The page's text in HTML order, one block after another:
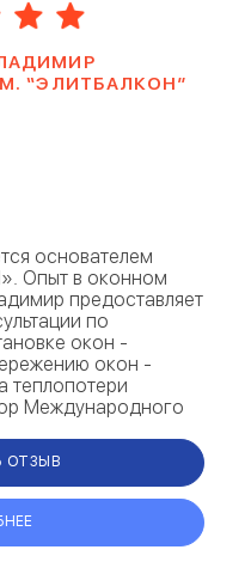
“ЭЛИТБАЛКОН”
основателем
Опыт в оконном
предоставляет
по
окон -
окон -
теплопотери
Международного
ОТЗЫВ